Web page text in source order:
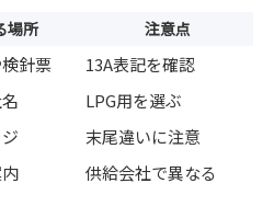
場所 注意点
針票
13A表記を確認
LPG用を選ぶ
末尾違いに注意
供給会社で異なる